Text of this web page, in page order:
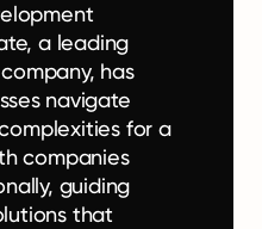
a leading
has
navigate
for a
companies
guiding
that